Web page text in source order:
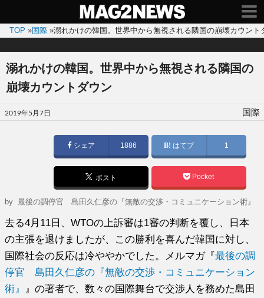
TOP »国際 »溺れかけの韓国。世界中から無視される隣国の崩壊カウント
溺れかけの韓国。世界中から無視される隣国の
崩壊カウントダウン
投
稿
2019年5月7日 国際
シェア 1886 はてブ 1
ポスト Pocket
by最後の調停官 島田久仁彦の『無敵の交渉・コミュニケーション術』
去る4月11日、WTOの上訴審は1審の判断を覆し、日本
の主張を退けましたが、この勝利を喜んだ韓国に対し、
国際社会の反応は冷ややかでした。メルマガ『最後の調
停官 島田久仁彦の『無敵の交渉・コミュニケーション
術』
』の著者で、数々の国際舞台で交渉人を務めた島田